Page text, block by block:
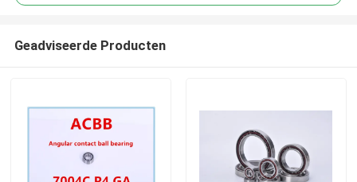
Geadviseerde Producten